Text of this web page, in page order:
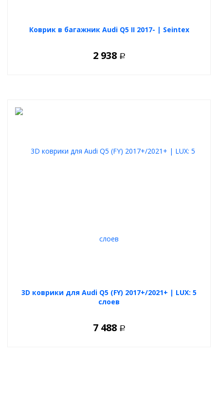
Коврик в багажник Audi Q5 II 2017- | Seintex
2 938 Р
3D коврики для Audi Q5 (FY) 2017+/2021+ | LUX: 5
слоев
7 488 Р